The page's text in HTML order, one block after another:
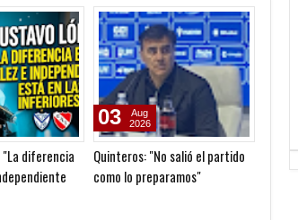
Otra vez Cauteruccio
16
Jun
2022